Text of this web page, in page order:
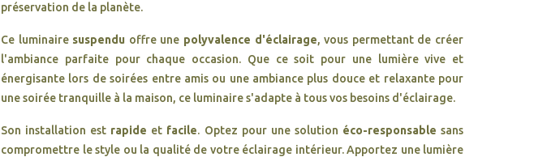
préservation de la planète.
Ce luminaire suspendu offre une polyvalence d'éclairage, vous permettant de créer
l'ambiance parfaite pour chaque occasion. Que ce soit pour une lumière vive et
énergisante lors de soirées entre amis ou une ambiance plus douce et relaxante pour
une soirée tranquille à la maison, ce luminaire s'adapte à tous vos besoins d'éclairage.
Son installation est rapide et facile. Optez pour une solution éco-responsable sans
compromettre le style ou la qualité de votre éclairage intérieur. Apportez une lumière